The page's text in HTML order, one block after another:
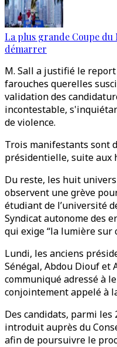
La plus grande Coupe du
démarrer
M. Sall a justifié le
farouches querelles
validation des
incontestable,
de violence.
Trois manifestants sont
présidentielle, suite aux
Du reste, les huit
observent une grève
étudiant de l’université
Syndicat autonome des
qui exige “la lumière sur
Lundi, les anciens
Sénégal, Abdou Diouf et
communiqué adressé à
conjointement appelé à
Des candidats, parmi
introduit auprès du
afin de poursuivre le